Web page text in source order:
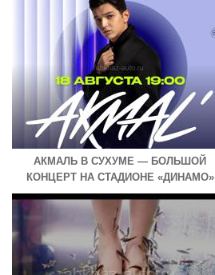
АКМАЛЬ В СУХУМЕ — БОЛЬШОЙ
КОНЦЕРТ НА СТАДИОНЕ «ДИНАМО»